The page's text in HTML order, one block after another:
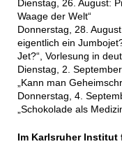
Dienstag, 26. August:
Waage der Welt“
Donnerstag, 28.
eigentlich ein
Jet?“, Vorlesung in
Dienstag, 2.
„Kann man
Donnerstag, 4.
„Schokolade als
Im Karlsruher Institut